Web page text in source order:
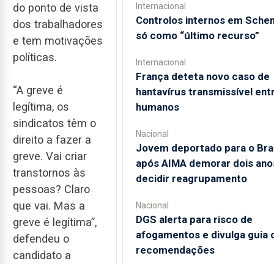
do ponto de vista
dos trabalhadores
e tem motivações
políticas.
“A greve é
legítima, os
sindicatos têm o
direito a fazer a
greve. Vai criar
transtornos às
pessoas? Claro
que vai. Mas a
greve é legítima”,
defendeu o
candidato a
Internacional
Controlos internos em
só como “último recurso”
Internacional
França deteta novo caso de
hantavírus transmissível
humanos
Nacional
Jovem deportado para o
após AIMA demorar dois
decidir reagrupamento
Nacional
DGS alerta para risco de
afogamentos e divulga guia
recomendações